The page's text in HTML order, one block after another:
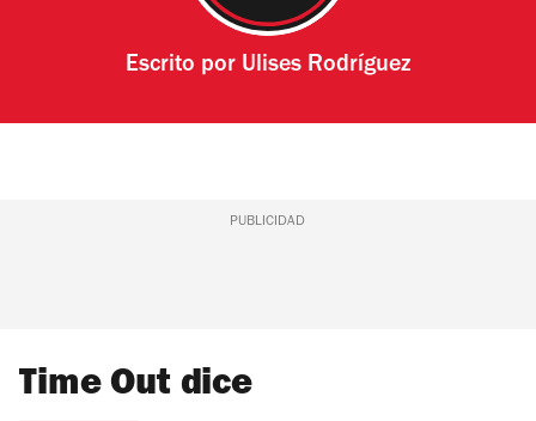
Escrito por Ulises Rodríguez
PUBLICIDAD
Time Out dice